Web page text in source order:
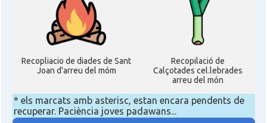
Recopliacio de diades de Sant
Joan d'arreu del móm
Recopilació de
Calçotades cel.lebrades
arreu del món
* els marcats amb asterisc, estan encara pendents de
recuperar. Paciència joves padawans...